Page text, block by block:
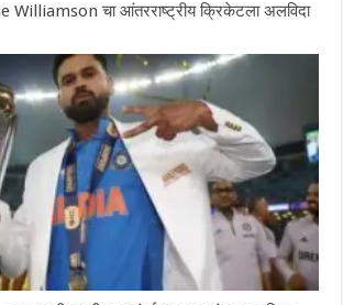
Williamson चा आंतरराष्ट्रीय क्रिकेटला अलविदा